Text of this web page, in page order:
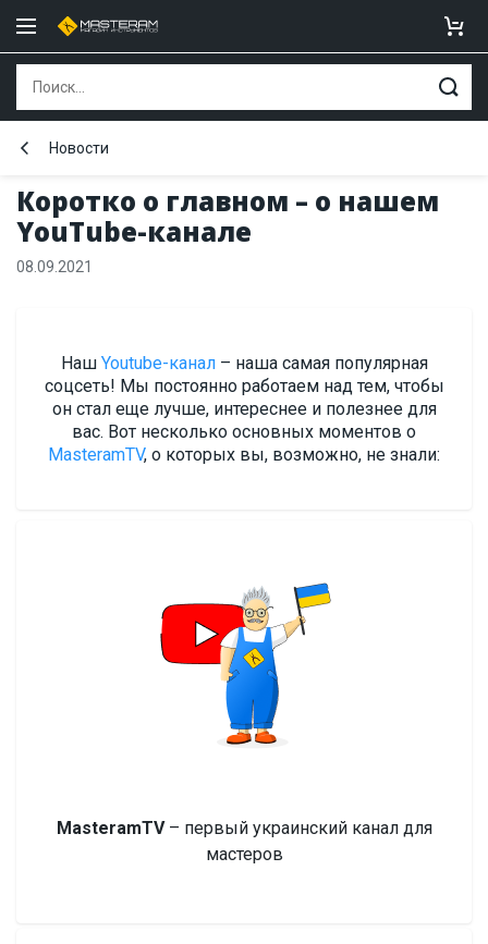
Коротко о главном – о нашем
YouTube-канале
Новости
08.09.2021
Наш Youtube-канал– наша самая популярная
соцсеть! Мы постоянно работаем над тем, чтобы
он стал еще лучше, интереснее и полезнее для
вас. Вот несколько основных моментов о
MasteramTV, о которых вы, возможно, не знали:
MasteramTV– первый украинский канал для
мастеров